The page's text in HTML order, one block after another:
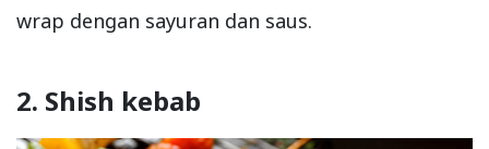
wrap dengan sayuran dan saus.
2. Shish kebab